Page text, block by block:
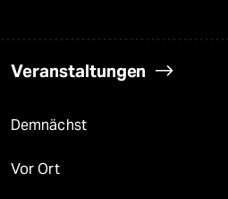
Veranstaltungen
Demnächst
Vor Ort